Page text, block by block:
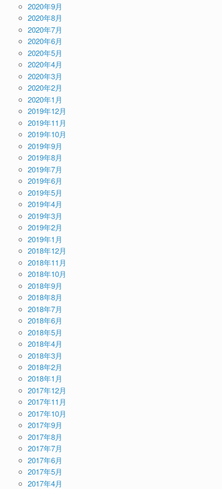
2020年9月
2020年8月
2020年7月
2020年6月
2020年5月
2020年4月
2020年3月
2020年2月
2020年1月
2019年12月
2019年11月
2019年10月
2019年9月
2019年8月
2019年7月
2019年6月
2019年5月
2019年4月
2019年3月
2019年2月
2019年1月
2018年12月
2018年11月
2018年10月
2018年9月
2018年8月
2018年7月
2018年6月
2018年5月
2018年4月
2018年3月
2018年2月
2018年1月
2017年12月
2017年11月
2017年10月
2017年9月
2017年8月
2017年7月
2017年6月
2017年5月
2017年4月